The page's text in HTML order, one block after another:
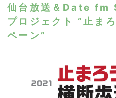
仙台放送＆Date
プロジェクト “止ま
ペーン”